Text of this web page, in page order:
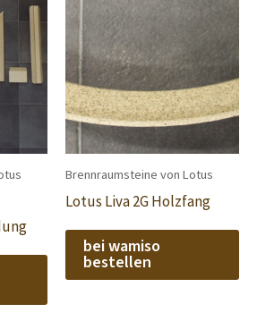
Brennraumsteine von Lotus
Lotus Liva 2G Holzfang
bei wamiso
bestellen